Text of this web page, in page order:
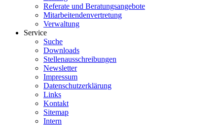
Referate und Beratungsangebote
Mitarbeitendenvertretung
Verwaltung
Service
Suche
Downloads
Stellenausschreibungen
Newsletter
Impressum
Datenschutzerklärung
Links
Kontakt
Sitemap
Intern